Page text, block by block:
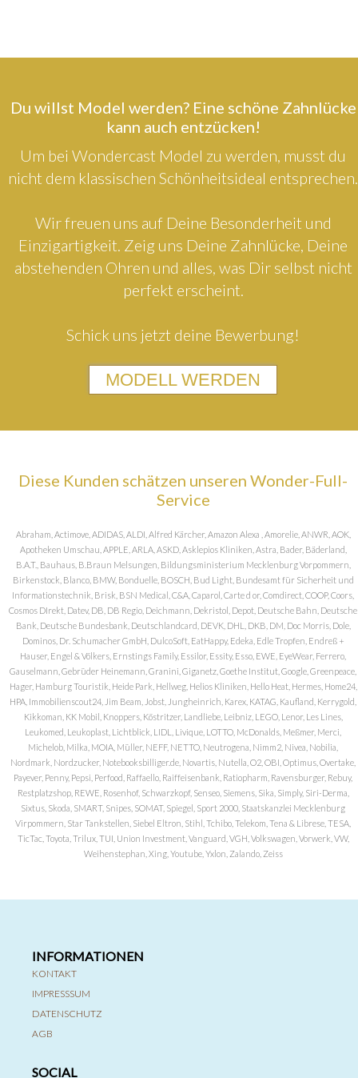
Du willst Model werden? Eine schöne Zahnlücke
kann auch entzücken!
Um bei Wondercast Model zu werden, musst du
nicht dem klassischen Schönheitsideal entsprechen.
Wir freuen uns auf Deine Besonderheit und
Einzigartigkeit. Zeig uns Deine Zahnlücke, Deine
abstehenden Ohren und alles, was Dir selbst nicht
perfekt erscheint.
Schick uns jetzt deine Bewerbung!
MODELL WERDEN
Diese Kunden schätzen unseren Wonder-Full-
Service
Abraham, Actimove, ADIDAS, ALDI, Alfred Kärcher, Amazon Alexa , Amorelie, ANWR, AOK,
Apotheken Umschau, APPLE, ARLA, ASKD, Asklepios Kliniken, Astra, Bader, Bäderland,
B.A.T., Bauhaus, B.Braun Melsungen, Bildungsministerium Mecklenburg Vorpommern,
Birkenstock, Blanco, BMW, Bonduelle, BOSCH, Bud Light, Bundesamt für Sicherheit und
Informationstechnik, Brisk, BSN Medical, C&A, Caparol, Carte d or, Comdirect, COOP, Coors,
Cosmos DIrekt, Datev, DB, DB Regio, Deichmann, Dekristol, Depot, Deutsche Bahn, Deutsche
Bank, Deutsche Bundesbank, Deutschlandcard, DEVK, DHL, DKB, DM, Doc Morris, Dole,
Dominos, Dr. Schumacher GmbH, DulcoSoft, EatHappy, Edeka, Edle Tropfen, Endreß +
Hauser, Engel & Völkers, Ernstings Family, Essilor, Essity, Esso, EWE, EyeWear, Ferrero,
Gauselmann, Gebrüder Heinemann, Granini, Giganetz, Goethe Institut, Google, Greenpeace,
Hager, Hamburg Touristik, Heide Park, Hellweg, Helios Kliniken, Hello Heat, Hermes, Home24,
HPA, Immobilienscout24, Jim Beam, Jobst, Jungheinrich, Karex, KATAG, Kaufland, Kerrygold,
Kikkoman, KK Mobil, Knoppers, Köstritzer, Landliebe, Leibniz, LEGO, Lenor, Les Lines,
Leukomed, Leukoplast, Lichtblick, LIDL, Livique, LOTTO, McDonalds, Meßmer, Merci,
Michelob, Milka, MOIA, Müller, NEFF, NETTO, Neutrogena, Nimm2, Nivea, Nobilia,
Nordmark, Nordzucker, Notebooksbilliger.de, Novartis, Nutella, O2, OBI, Optimus, Overtake,
Payever, Penny, Pepsi, Perfood, Raffaello, Raiffeisenbank, Ratiopharm, Ravensburger, Rebuy,
Restplatzshop, REWE, Rosenhof, Schwarzkopf, Senseo, Siemens, Sika, Simply, Siri-Derma,
Sixtus, Skoda, SMART, Snipes, SOMAT, Spiegel, Sport 2000, Staatskanzlei Mecklenburg
Virpommern, Star Tankstellen, Siebel Eltron, Stihl, Tchibo, Telekom, Tena & Librese, TESA,
TicTac, Toyota, Trilux, TUI, Union Investment, Vanguard, VGH, Volkswagen, Vorwerk, VW,
Weihenstephan, Xing, Youtube, Yxlon, Zalando, Zeiss
INFORMATIONEN
KONTAKT
IMPRESSSUM
DATENSCHUTZ
AGB
SOCIAL